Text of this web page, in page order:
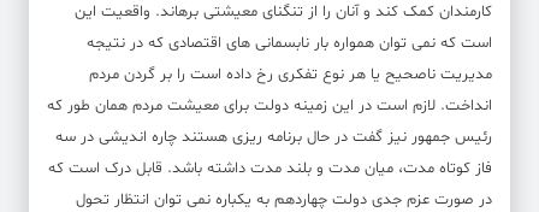
کارمندان کمک کند و آنان را از تنگنای معیشتی برهاند. واقعیت این
است که نمی توان همواره بار نابسمانی های اقتصادی که در نتیجه
مدیریت ناصحیح یا هر نوع تفکری رخ داده است را بر گردن مردم
انداخت. لازم است در این زمینه دولت برای معیشت مردم همان طور که
رئیس جمهور نیز گفت در حال برنامه ریزی هستند چاره اندیشی در سه
فاز کوتاه مدت، میان مدت و بلند مدت داشته باشد. قابل درک است که
در صورت عزم جدی دولت چهاردهم به یکباره نمی توان انتظار تحول